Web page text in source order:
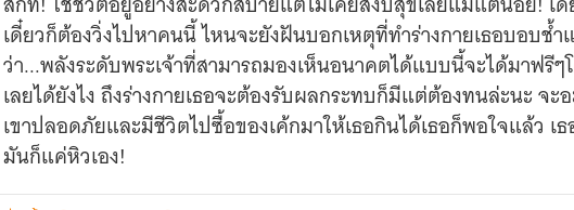
เดี๋ยวก็ต้องวิ่งไปหาคนนี้ ไหนจะยังฝันบอกเหตุที่ทำร่างกายเธอบอบช้
ว่า...พลังระดับพระเจ้าที่สามารถมองเห็นอนาคตได้แบบนี้จะได้มาฟรี
เลยได้ยังไง ถึงร่างกายเธอจะต้องรับผลกระทบก็มีแต่ต้องทนล่ะนะ จะ
เขาปลอดภัยและมีชีวิตไปซื้อของเค้กมาให้เธอกินได้เธอก็พอใจแล้ว เ
มันก็แค่หิวเอง!